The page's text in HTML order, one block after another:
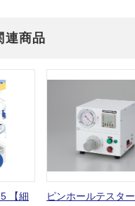
連商品
【細
ピンホールテスター